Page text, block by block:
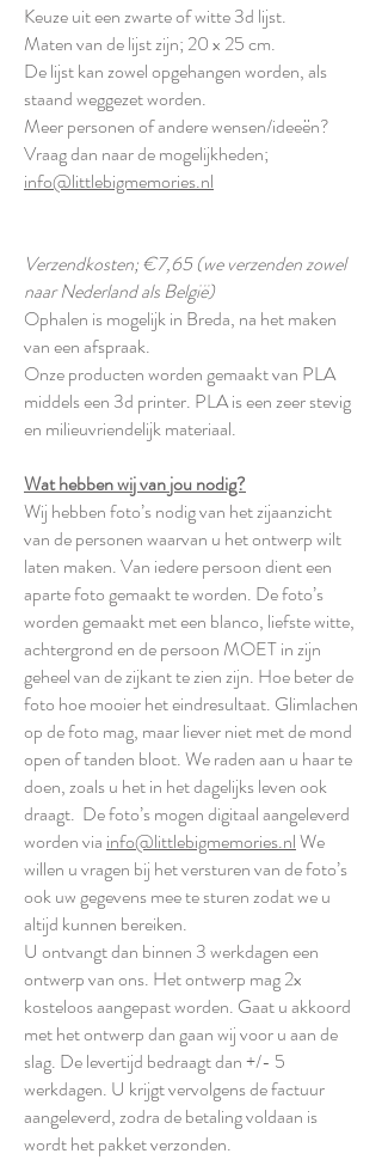
Keuze uit een zwarte of witte 3d lijst.
Maten van de lijst zijn; 20 x 25 cm.
De lijst kan zowel opgehangen worden, als
staand weggezet worden.
Meer personen of andere wensen/ideeën?
Vraag dan naar de mogelijkheden;
info@littlebigmemories.nl
Verzendkosten; €7,65 (we verzenden zowel
naar Nederland als België)
Ophalen is mogelijk in Breda, na het maken
van een afspraak.
Onze producten worden gemaakt van PLA
middels een 3d printer. PLA is een zeer stevig
en milieuvriendelijk materiaal.
Wat hebben wij van jou nodig?
Wij hebben foto’s nodig van het zijaanzicht
van de personen waarvan u het ontwerp wilt
laten maken. Van iedere persoon dient een
aparte foto gemaakt te worden. De foto’s
worden gemaakt met een blanco, liefste witte,
achtergrond en de persoon MOET in zijn
geheel van de zijkant te zien zijn. Hoe beter de
foto hoe mooier het eindresultaat. Glimlachen
op de foto mag, maar liever niet met de mond
open of tanden bloot. We raden aan u haar te
doen, zoals u het in het dagelijks leven ook
draagt. De foto’s mogen digitaal aangeleverd
worden via info@littlebigmemories.nlWe
willen u vragen bij het versturen van de foto’s
ook uw gegevens mee te sturen zodat we u
altijd kunnen bereiken.
U ontvangt dan binnen 3 werkdagen een
ontwerp van ons. Het ontwerp mag 2x
kosteloos aangepast worden. Gaat u akkoord
met het ontwerp dan gaan wij voor u aan de
slag. De levertijd bedraagt dan +/- 5
werkdagen. U krijgt vervolgens de factuur
aangeleverd, zodra de betaling voldaan is
wordt het pakket verzonden.